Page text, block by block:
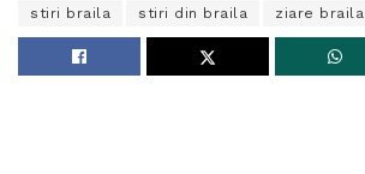
stiri braila stiri din braila ziare braila